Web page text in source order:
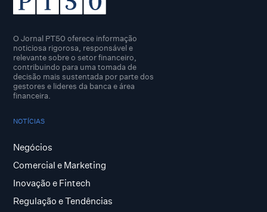
O Jornal PT50 oferece informação
noticiosa rigorosa, responsável e
relevante sobre o setor financeiro,
contribuindo para uma tomada de
decisão mais sustentada por parte dos
gestores e lideres da banca e área
financeira.
NOTÍCIAS
Negócios
Comercial e Marketing
Inovação e Fintech
Regulação e Tendências